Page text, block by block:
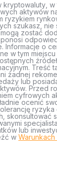
kryptowaluty,
aktywów
ryzykiem
szukasz,
zostać
Informacje o
w tym
źródeł
Treść
żadnej
lub
Przed
cyfrowych
ocenić
skonsultować
lub
w Warunkach